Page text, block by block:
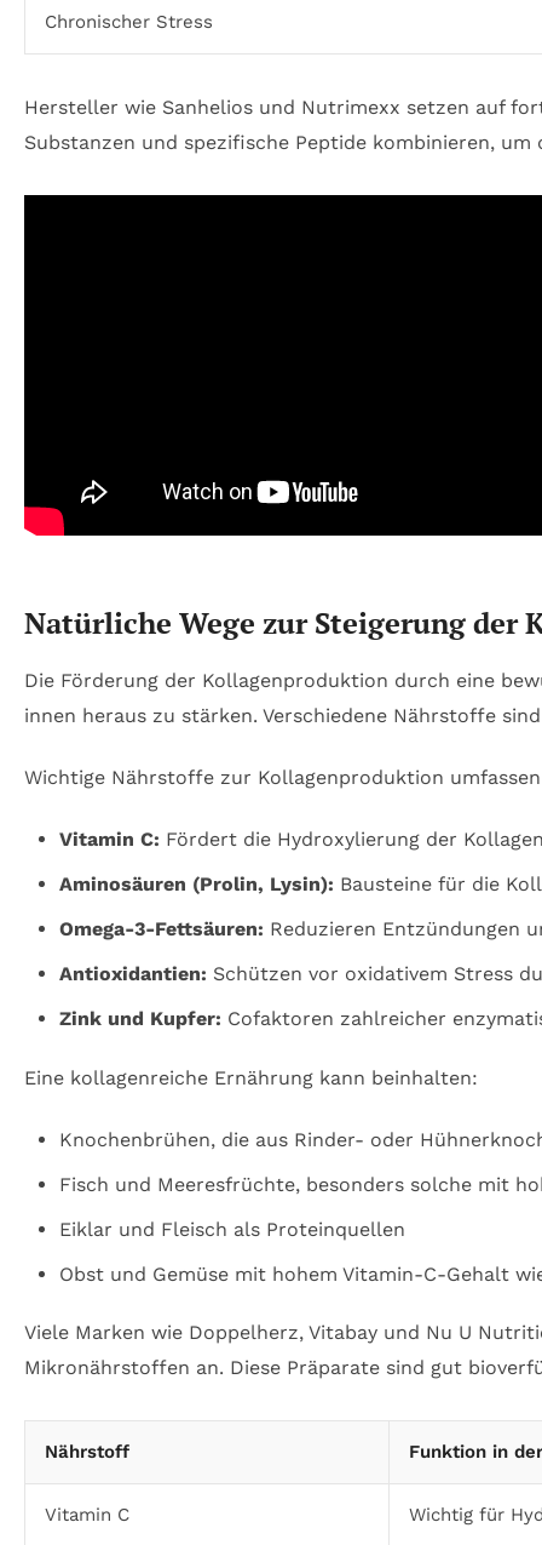
Chronischer Stress
Hersteller wie Sanhelios und Nutrimexx setzen auf
Substanzen und spezifische Peptide kombinieren,
Natürliche Wege zur Steigerung der
Die Förderung der Kollagenproduktion durch eine
innen heraus zu stärken. Verschiedene Nährstoffe
Wichtige Nährstoffe zur Kollagenproduktion
Vitamin C: Fördert die Hydroxylierung der
Aminosäuren (Prolin, Lysin): Bausteine für die
Omega-3-Fettsäuren: Reduzieren Entzündungen
Antioxidantien: Schützen vor oxidativem Stress
Zink und Kupfer: Cofaktoren zahlreicher
Eine kollagenreiche Ernährung kann beinhalten:
Knochenbrühen, die aus Rinder- oder
Fisch und Meeresfrüchte, besonders solche mit
Eiklar und Fleisch als Proteinquellen
Obst und Gemüse mit hohem Vitamin-C-Gehalt
Viele Marken wie Doppelherz, Vitabay und Nu U
Mikronährstoffen an. Diese Präparate sind gut
Nährstoff Funktion in
Vitamin C Wichtig für